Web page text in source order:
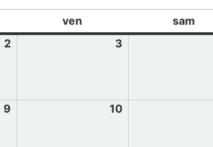
ven sam
2 3
9 10